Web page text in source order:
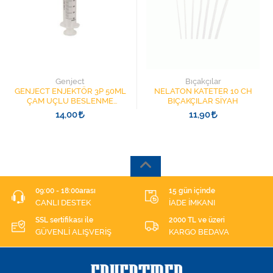
Genject
GENJECT ENJEKTÖR 3P 50ML
ÇAM UÇLU BESLENME
ŞIRINGASI 1852412 KATATER
UÇLU
14,00
Bıçakçılar
NELATON KATETER 10 CH
BIÇAKÇILAR SİYAH
11,90
09:00 - 18:00arası
CANLI DESTEK
15 gün içinde
İADE İMKANI
SSL sertifikası ile
GÜVENLİ ALIŞVERİŞ
2000 TL ve üzeri
KARGO BEDAVA